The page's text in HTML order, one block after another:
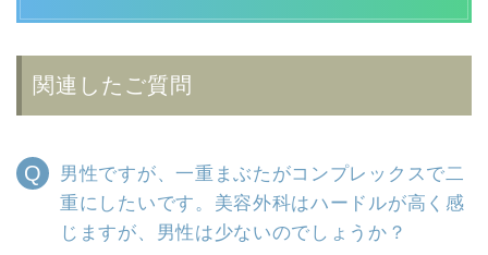
関連したご質問
男性ですが、一重まぶたがコンプレックスで二
重にしたいです。美容外科はハードルが高く感
じますが、男性は少ないのでしょうか？